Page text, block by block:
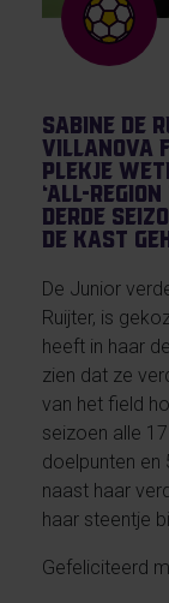
Sabine de
Villanova
plekje
‘All-
derde
de kast
De Junior
Ruijter, is
heeft in haar
zien dat ze
van het field
seizoen alle
doelpunten en
naast haar
haar steentje
Gefeliciteerd